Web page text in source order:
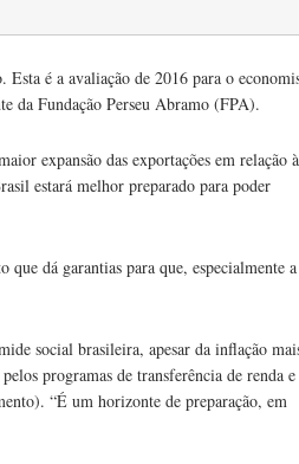
é a avaliação de 2016 para o
da Fundação Perseu Abramo (FPA).
expansão das exportações em relação
estará melhor preparado para poder
dá garantias para que, especialmente a
social brasileira, apesar da inflação
programas de transferência de renda e
“É um horizonte de preparação, em